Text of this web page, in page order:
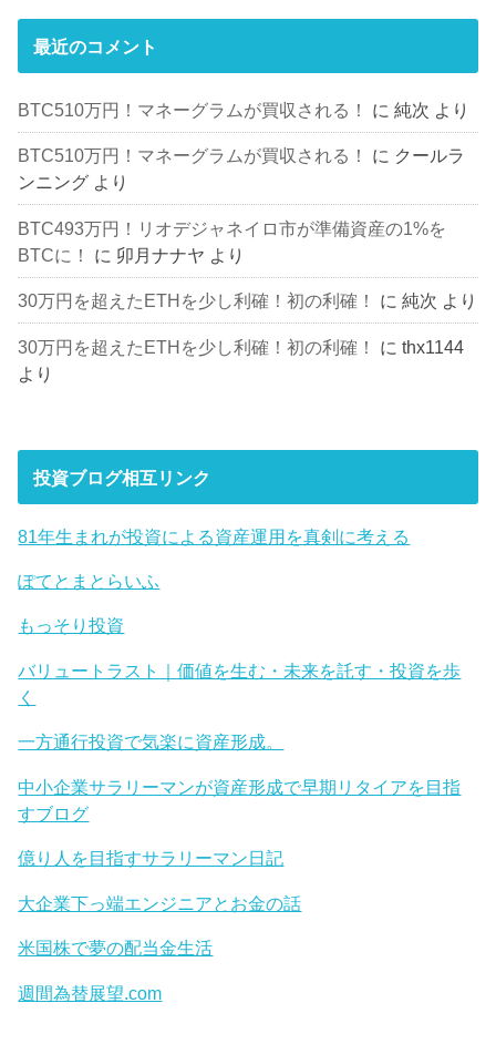
最近のコメント
BTC510万円！マネーグラムが買収される！ に純次 より
BTC510万円！マネーグラムが買収される！ に クールラ
ンニング より
BTC493万円！リオデジャネイロ市が準備資産の1%を
BTCに！
に 卯月ナナヤ より
30万円を超えたETHを少し利確！初の利確！ に純次 より
30万円を超えたETHを少し利確！初の利確！ にthx1144
より
投資ブログ相互リンク
81年生まれが投資による資産運用を真剣に考える
ぽてとまとらいふ
もっそり投資
バリュートラスト｜価値を生む・未来を託す・投資を歩
く
一方通行投資で気楽に資産形成。
中小企業サラリーマンが資産形成で早期リタイアを目指
すブログ
億り人を目指すサラリーマン日記
大企業下っ端エンジニアとお金の話
米国株で夢の配当金生活
週間為替展望.com